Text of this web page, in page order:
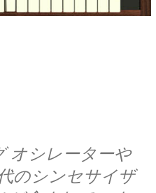
オシレーターや
のシンセサイザ